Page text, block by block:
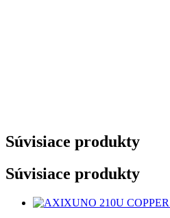
Súvisiace produkty
Súvisiace produkty